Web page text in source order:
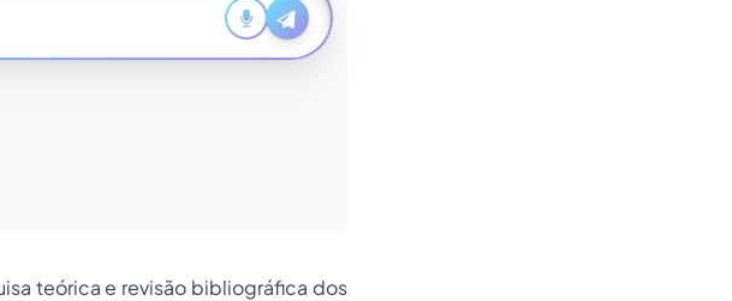
teórica e revisão bibliográfica dos